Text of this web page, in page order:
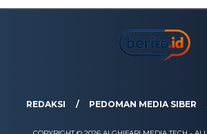
REDAKSI PEDOMAN MEDIA SIBER